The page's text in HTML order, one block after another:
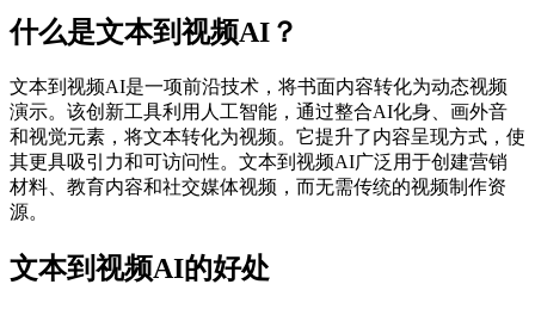
什么是文本到视频AI？
文本到视频AI是一项前沿技术，将书面内容转化为动态视频
演示。该创新工具利用人工智能，通过整合AI化身、画外音
和视觉元素，将文本转化为视频。它提升了内容呈现方式，使
其更具吸引力和可访问性。文本到视频AI广泛用于创建营销
材料、教育内容和社交媒体视频，而无需传统的视频制作资
源。
文本到视频AI的好处